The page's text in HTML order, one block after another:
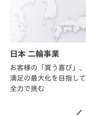
日本 二輪事業
お客様の「買う喜び」
満足の最大化を目指して
全力で挑む